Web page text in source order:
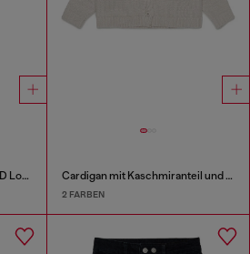
Schal aus Wollmischung mit D Logo patch Cardigan mit Kaschmiranteil und Muschelkragen
2 FARBEN